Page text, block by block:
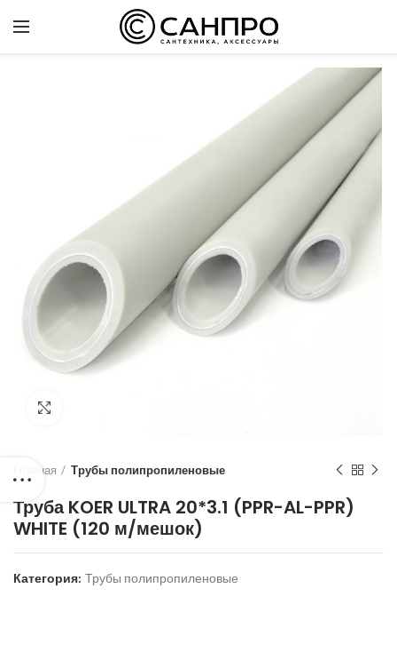
Главная Трубы полипропиленовые
Труба KOER ULTRA 20*3.1 (PPR-AL-PPR)
WHITE (120 м/мешок)
Категория: Трубы полипропиленовые